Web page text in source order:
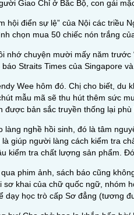
Giao Chỉ ở Bắc Bộ, con gái
hội điển sự lệ” của Nội các triều
chọn mua 50 chiếc nón trắng
nhớ chuyện mười mấy năm
Straits Times của Singapore
Wee hôm đó. Chị cho biết, du
mẫu mã sẽ thu hút thêm sức
bản sắc truyền thống lại
làng nghề hồi sinh, đó là tâm
giúp người làng cách kiểm tra
kiểm tra chất lượng sản phẩm.
phim ảnh, sách báo cũng
sơ khai của chữ quốc ngữ, nhóm
dạy học trò cấp Sơ đẳng (tương